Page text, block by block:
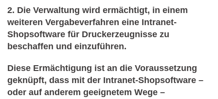
2. Die Verwaltung wird ermächtigt, in einem
weiteren Vergabeverfahren eine Intranet-
Shopsoftware für Druckerzeugnisse zu
beschaffen und einzuführen.
Diese Ermächtigung ist an die Voraussetzung
geknüpft, dass mit der Intranet-Shopsoftware –
oder auf anderem geeignetem Wege –